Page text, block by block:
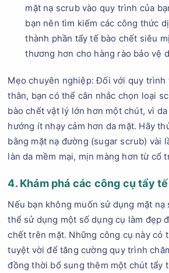
mặt nạ scrub vào quy trình của
bạn nên tìm kiếm các công thức
thành phần tẩy tế bào chết siêu
thương hơn cho hàng rào bảo vệ
Mẹo chuyên nghiệp: Đối với quy trình
thân, bạn có thể cân nhắc chọn loại
bào chết vật lý lớn hơn một chút, vì
hướng ít nhạy cảm hơn da mặt. Hãy
bằng mặt nạ đường (sugar scrub) vài
làn da mềm mại, mịn màng hơn từ cổ
4. Khám phá các công cụ tẩy
Nếu bạn không muốn sử dụng mặt nạ
thể sử dụng một số dụng cụ làm đẹp
chết trên mặt. Những công cụ này có
tuyệt vời để tăng cường quy trình
đồng thời bổ sung thêm một chút tẩy